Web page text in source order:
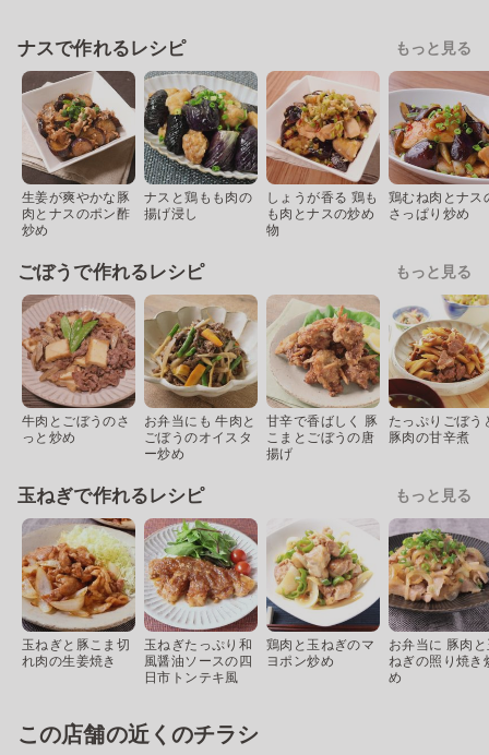
ナスで作れるレシピ もっと見る
生姜が爽やかな豚
肉とナスのポン酢
炒め
ナスと鶏もも肉の
揚げ浸し
しょうが香る 鶏も
も肉とナスの炒め
物
鶏むね肉とナス
さっぱり炒め
ごぼうで作れるレシピ もっと見る
牛肉とごぼうのさ
っと炒め
お弁当にも 牛肉と
ごぼうのオイスタ
ー炒め
甘辛で香ばしく 豚
こまとごぼうの唐
揚げ
たっぷりごぼう
豚肉の甘辛煮
玉ねぎで作れるレシピ もっと見る
玉ねぎと豚こま切
れ肉の生姜焼き
玉ねぎたっぷり和
風醤油ソースの四
日市トンテキ風
鶏肉と玉ねぎのマ
ヨポン炒め
お弁当に 豚肉
ねぎの照り焼き
め
この店舗の近くのチラシ